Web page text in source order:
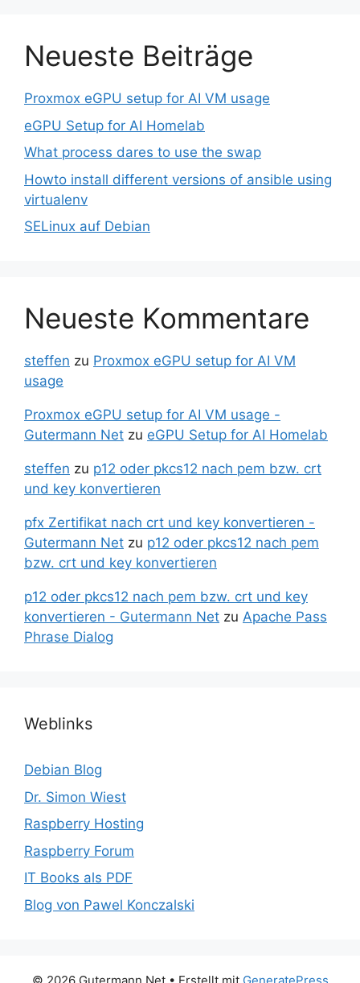
Neueste Beiträge
Proxmox eGPU setup for AI VM usage
eGPU Setup for AI Homelab
What process dares to use the swap
Howto install different versions of ansible using
virtualenv
SELinux auf Debian
Neueste Kommentare
steffen zu Proxmox eGPU setup for AI VM
usage
Proxmox eGPU setup for AI VM usage -
Gutermann Net zu eGPU Setup for AI Homelab
steffen zu p12 oder pkcs12 nach pem bzw. crt
und key konvertieren
pfx Zertifikat nach crt und key konvertieren -
Gutermann Net zu p12 oder pkcs12 nach pem
bzw. crt und key konvertieren
p12 oder pkcs12 nach pem bzw. crt und key
konvertieren - Gutermann Net zu Apache Pass
Phrase Dialog
Weblinks
Debian Blog
Dr. Simon Wiest
Raspberry Hosting
Raspberry Forum
IT Books als PDF
Blog von Pawel Konczalski
© 2026 Gutermann Net• Erstellt mit GeneratePress